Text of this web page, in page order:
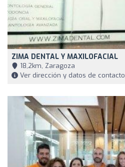
ZIMA DENTAL Y MAXILOFACIAL
18,2km, Zaragoza
Ver dirección y datos de contacto